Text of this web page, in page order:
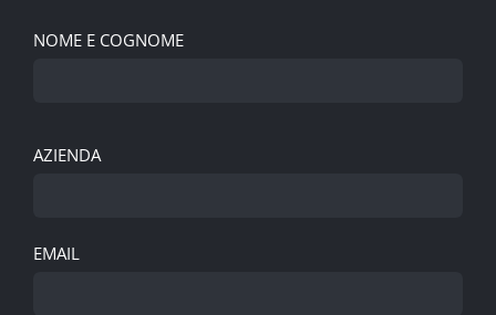
NOME E COGNOME
AZIENDA
EMAIL